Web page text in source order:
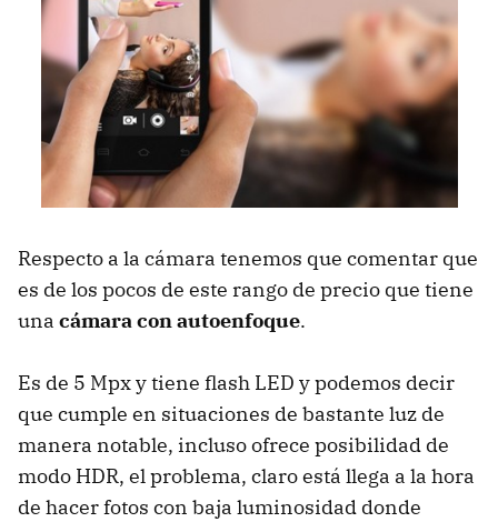
Respecto a la cámara tenemos que comentar que
es de los pocos de este rango de precio que tiene
una cámara con autoenfoque.
Es de 5 Mpx y tiene flash LED y podemos decir
que cumple en situaciones de bastante luz de
manera notable, incluso ofrece posibilidad de
modo HDR, el problema, claro está llega a la hora
de hacer fotos con baja luminosidad donde